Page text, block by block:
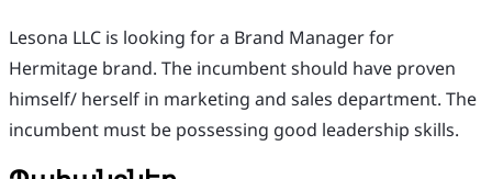
Lesona LLC is looking for a Brand Manager for
Hermitage brand. The incumbent should have proven
himself/ herself in marketing and sales department. The
incumbent must be possessing good leadership skills.